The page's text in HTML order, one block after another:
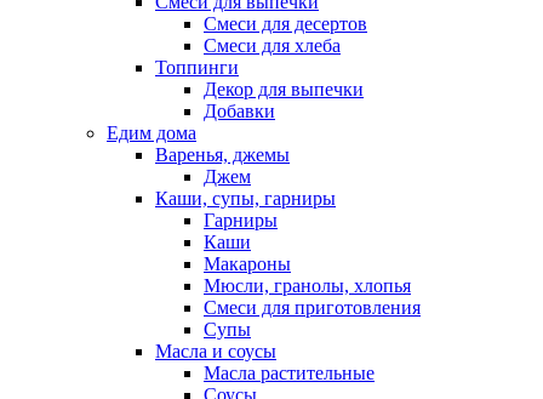
Смеси для десертов
Смеси для хлеба
Топпинги
Декор для выпечки
Добавки
Едим дома
Варенья, джемы
Джем
Каши, супы, гарниры
Гарниры
Каши
Макароны
Мюсли, гранолы, хлопья
Смеси для приготовления
Супы
Масла и соусы
Масла растительные
Соусы